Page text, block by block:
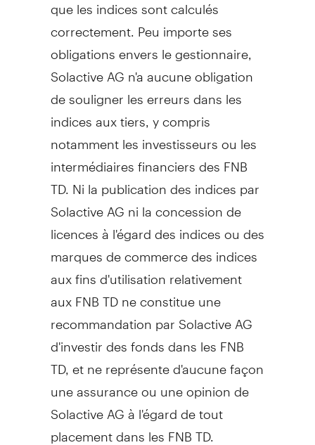
correctement. Peu importe ses
obligations envers le gestionnaire,
Solactive AG n'a aucune obligation
de souligner les erreurs dans les
indices aux tiers, y compris
notamment les investisseurs ou les
intermédiaires financiers des FNB
TD. Ni la publication des indices par
Solactive AG ni la concession de
licences à l'égard des indices ou des
marques de commerce des indices
aux fins d'utilisation relativement
aux FNB TD ne constitue une
recommandation par Solactive AG
d'investir des fonds dans les FNB
TD, et ne représente d'aucune façon
une assurance ou une opinion de
Solactive AG à l'égard de tout
placement dans les FNB TD.